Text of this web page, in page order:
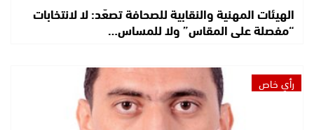
الهيئات المهنية والنقابية للصحافة تصعّد: لا لانتخابات
“مفصلة على المقاس” ولا للمساس…
رأي خاص